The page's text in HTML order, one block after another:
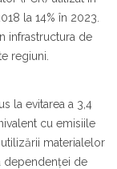
la 14% în 2023.
infrastructura de
regiuni.
la evitarea a 3,4
cu emisiile
materialelor
dependenței de